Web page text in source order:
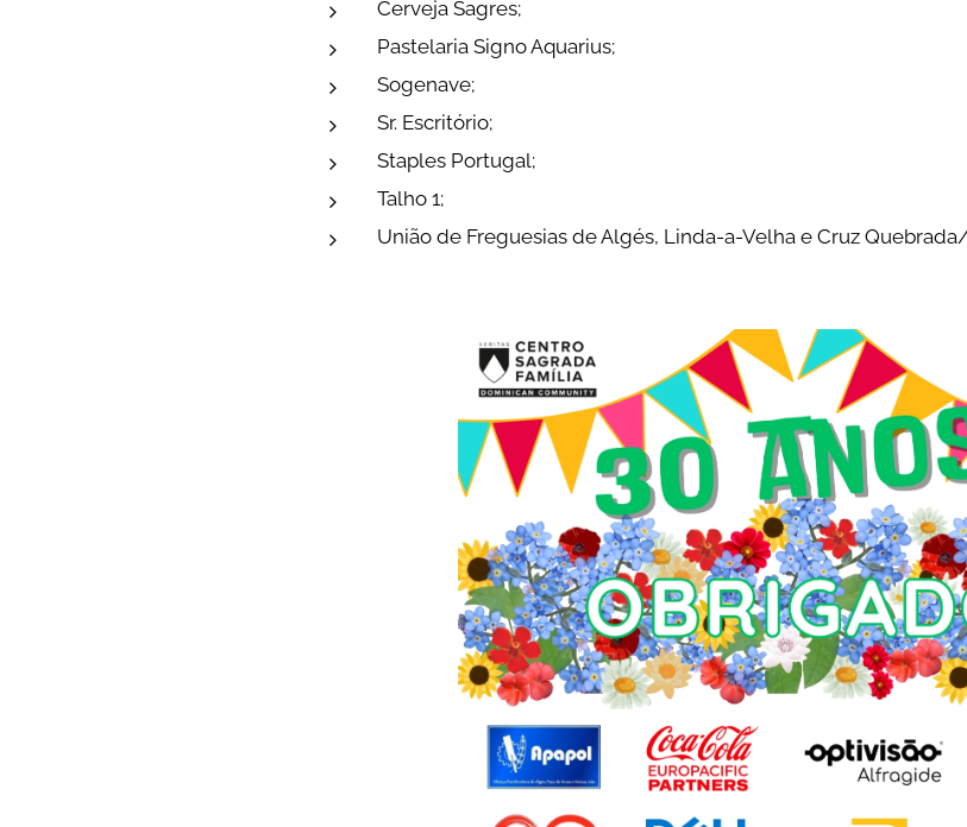
Cerveja Sagres;
Pastelaria Signo Aquarius;
Sogenave;
Sr. Escritório;
Staples Portugal;
Talho 1;
União de Freguesias de Algés, Linda-a-Velha e Cruz